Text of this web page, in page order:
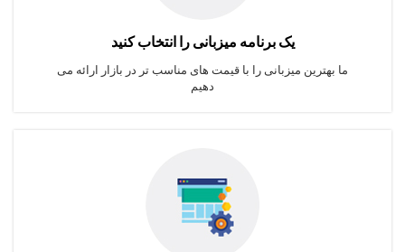
یک برنامه میزبانی را انتخاب کنید
ما بهترین میزبانی را با قیمت های مناسب تر در بازار ارائه می
دهیم